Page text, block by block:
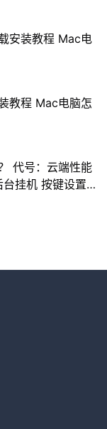
安装教程 Mac电
教程 Mac电脑怎
代号：云端性能
挂机 按键设置